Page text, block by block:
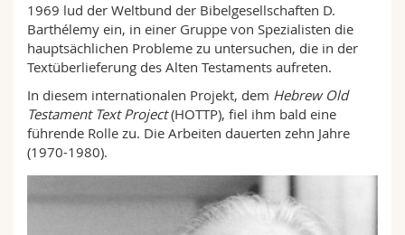
MyUnifr
1969 lud der Weltbund der Bibelgesellschaften D.
Barthélemy ein, in einer Gruppe von Spezialisten die
hauptsächlichen Probleme zu untersuchen, die in der
Textüberlieferung des Alten Testaments aufreten.
In diesem internationalen Projekt, dem Hebrew Old
Testament Text Project(HOTTP), fiel ihm bald eine
führende Rolle zu. Die Arbeiten dauerten zehn Jahre
(1970-1980).